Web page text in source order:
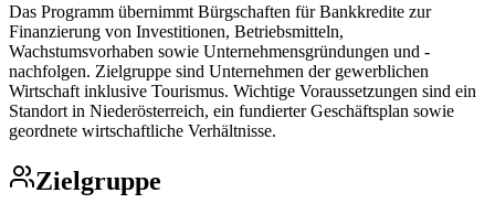
Das Programm übernimmt Bürgschaften für Bankkredite zur
Finanzierung von Investitionen, Betriebsmitteln,
Wachstumsvorhaben sowie Unternehmensgründungen und -
nachfolgen. Zielgruppe sind Unternehmen der gewerblichen
Wirtschaft inklusive Tourismus. Wichtige Voraussetzungen sind ein
Standort in Niederösterreich, ein fundierter Geschäftsplan sowie
geordnete wirtschaftliche Verhältnisse.
Zielgruppe